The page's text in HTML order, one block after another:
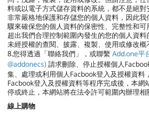
料或以電子方式儲存資料的系統，都不是絕對
非常嚴格地保護和存儲您的個人資料，因此
驟來確保您的個人資料的保密性、完整性和
超出我們合理控制範圍內發生的您的個人資料
未經授權的查閱、披露、複製、使用或修改概
8.您得透過「聯絡我們」，或聯繫 Add.one平
@addonecs) 請求刪除、停止授權個人
集、處理或利用個人Facbook登入及授權資料
Facbook登入及授權資料等程序完成後，本網
停或終止，本網站將在法令許可範圍內辦理相
線上購物